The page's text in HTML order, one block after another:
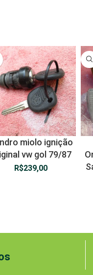
miolo ignição
vw gol 79/87
R$239,00